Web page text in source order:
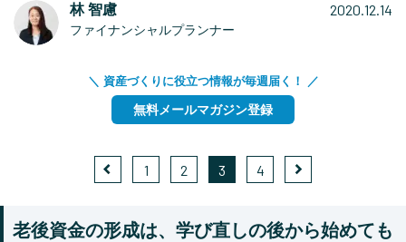
林 智慮
ファイナンシャルプランナー
2020.12.14
＼ 資産づくりに役立つ情報が毎週届く！ ／
無料メールマガジン登録
1 2 3 4
老後資金の形成は、学び直しの後から始めても